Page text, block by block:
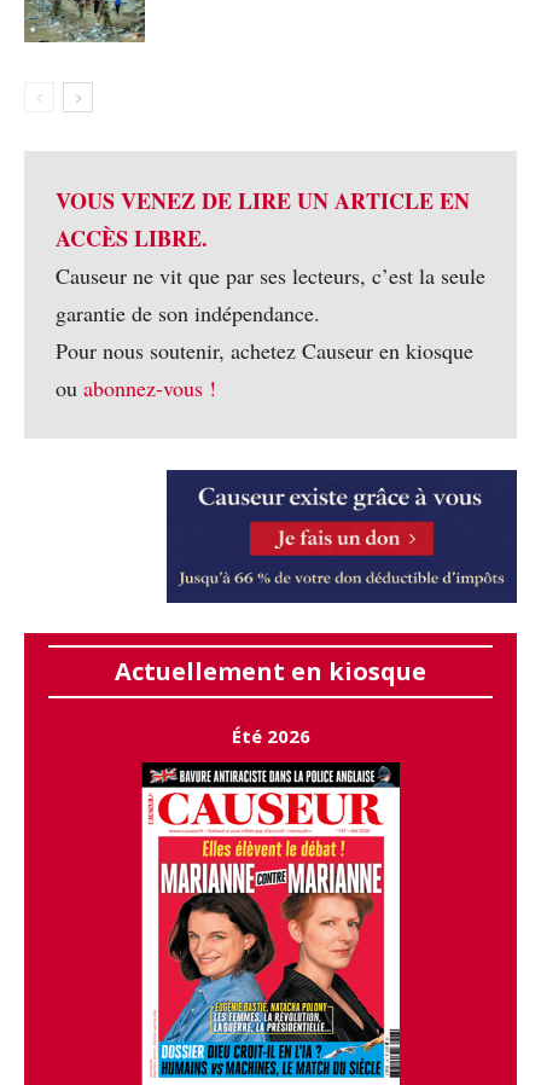
VOUS VENEZ DE LIRE UN ARTICLE EN
ACCÈS LIBRE.
Causeur ne vit que par ses lecteurs, c’est la seule
garantie de son indépendance.
Pour nous soutenir, achetez Causeur en kiosque
ou abonnez-vous !
Actuellement en kiosque
Été 2026